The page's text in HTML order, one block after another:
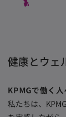
健康とウェ
KPMGで働く
私たちは、